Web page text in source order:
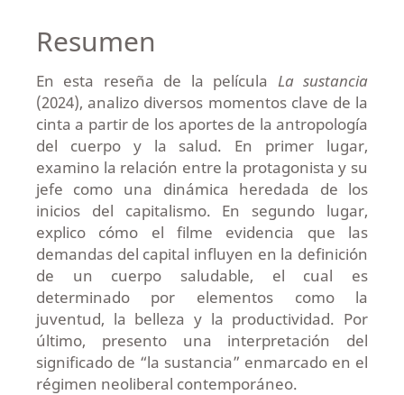
Resumen
En esta reseña de la película La sustancia
(2024), analizo diversos momentos clave de la
cinta a partir de los aportes de la antropología
del cuerpo y la salud. En primer lugar,
examino la relación entre la protagonista y su
jefe como una dinámica heredada de los
inicios del capitalismo. En segundo lugar,
explico cómo el filme evidencia que las
demandas del capital influyen en la definición
de un cuerpo saludable, el cual es
determinado por elementos como la
juventud, la belleza y la productividad. Por
último, presento una interpretación del
significado de “la sustancia” enmarcado en el
régimen neoliberal contemporáneo.